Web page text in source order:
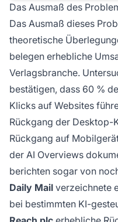
Das Ausmaß des
Das Ausmaß dieses
theoretische
belegen erhebliche
Verlagsbranche.
bestätigen, dass 60 %
Klicks auf Websites
Rückgang der Desktop-
Rückgang auf
der AI Overviews
berichten sogar von
Daily Mail verzeichnete
bei bestimmten KI-